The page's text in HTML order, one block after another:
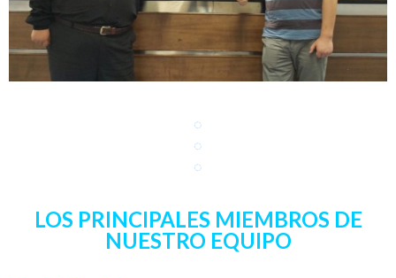
◌
◌
◌
LOS PRINCIPALES MIEMBROS DE
NUESTRO EQUIPO